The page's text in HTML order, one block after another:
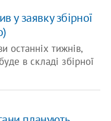
у заявку збірної
останніх тижнів,
в складі збірної